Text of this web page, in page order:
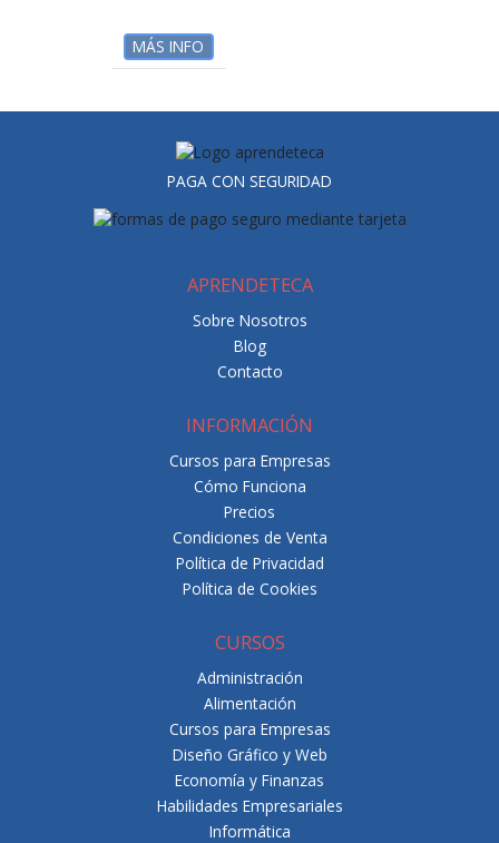
MÁS INFO
PAGA CON SEGURIDAD
APRENDETECA
Sobre Nosotros
Blog
Contacto
INFORMACIÓN
Cursos para Empresas
Cómo Funciona
Precios
Condiciones de Venta
Política de Privacidad
Política de Cookies
CURSOS
Administración
Alimentación
Cursos para Empresas
Diseño Gráfico y Web
Economía y Finanzas
Habilidades Empresariales
Informática